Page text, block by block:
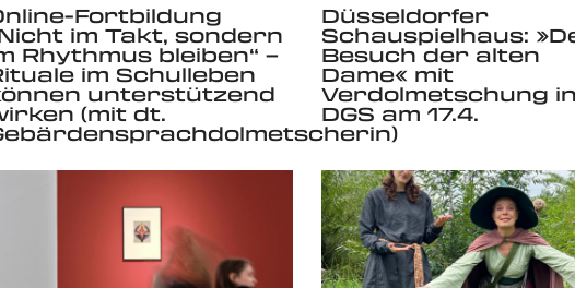
Fortbildung
im Takt, sondern
Rhythmus bleiben“ –
im Schulleben
unterstützend
(mit dt.
Düsseldorfer
Schauspielhaus:
Besuch der alten
Dame« mit
Verdolmetschung
DGS am 17.4.